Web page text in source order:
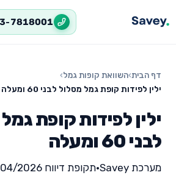
7818001
דף הבית›השוואת קופות גמל›
ילין לפידות קופת גמל מסלול לבני 60 ומעלה
ילין לפידות קופת
לבני 60 ומעלה
מערכת Savey •תקופת דיווח 04/2026